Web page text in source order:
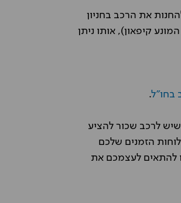
את הרכב בחניון
קיפאון), אותו ניתן
בחו"ל.
לרכב שכור להציע
הזמנים שלכם
להתאים לעצמכם את